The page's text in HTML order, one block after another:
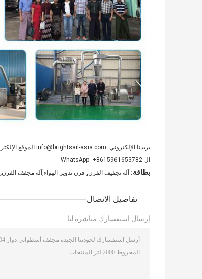
بريدنا الإلكتروني: info@brightsail-asia.com الموقع الإلكتروني: www.brsmill.com
ال WhatsApp: +8615961653782
بطاقة: آلة تجفيف الفرن, فرن تدوير الهواء,آلة مجفف الفرن,
تفاصيل الاتصال
إرسال استفسارك مباشرة لنا